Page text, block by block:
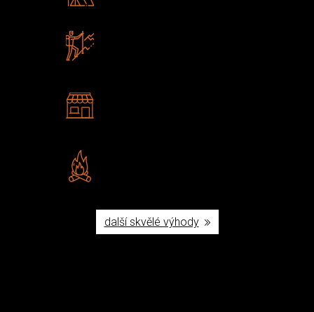
další skvělé výhody